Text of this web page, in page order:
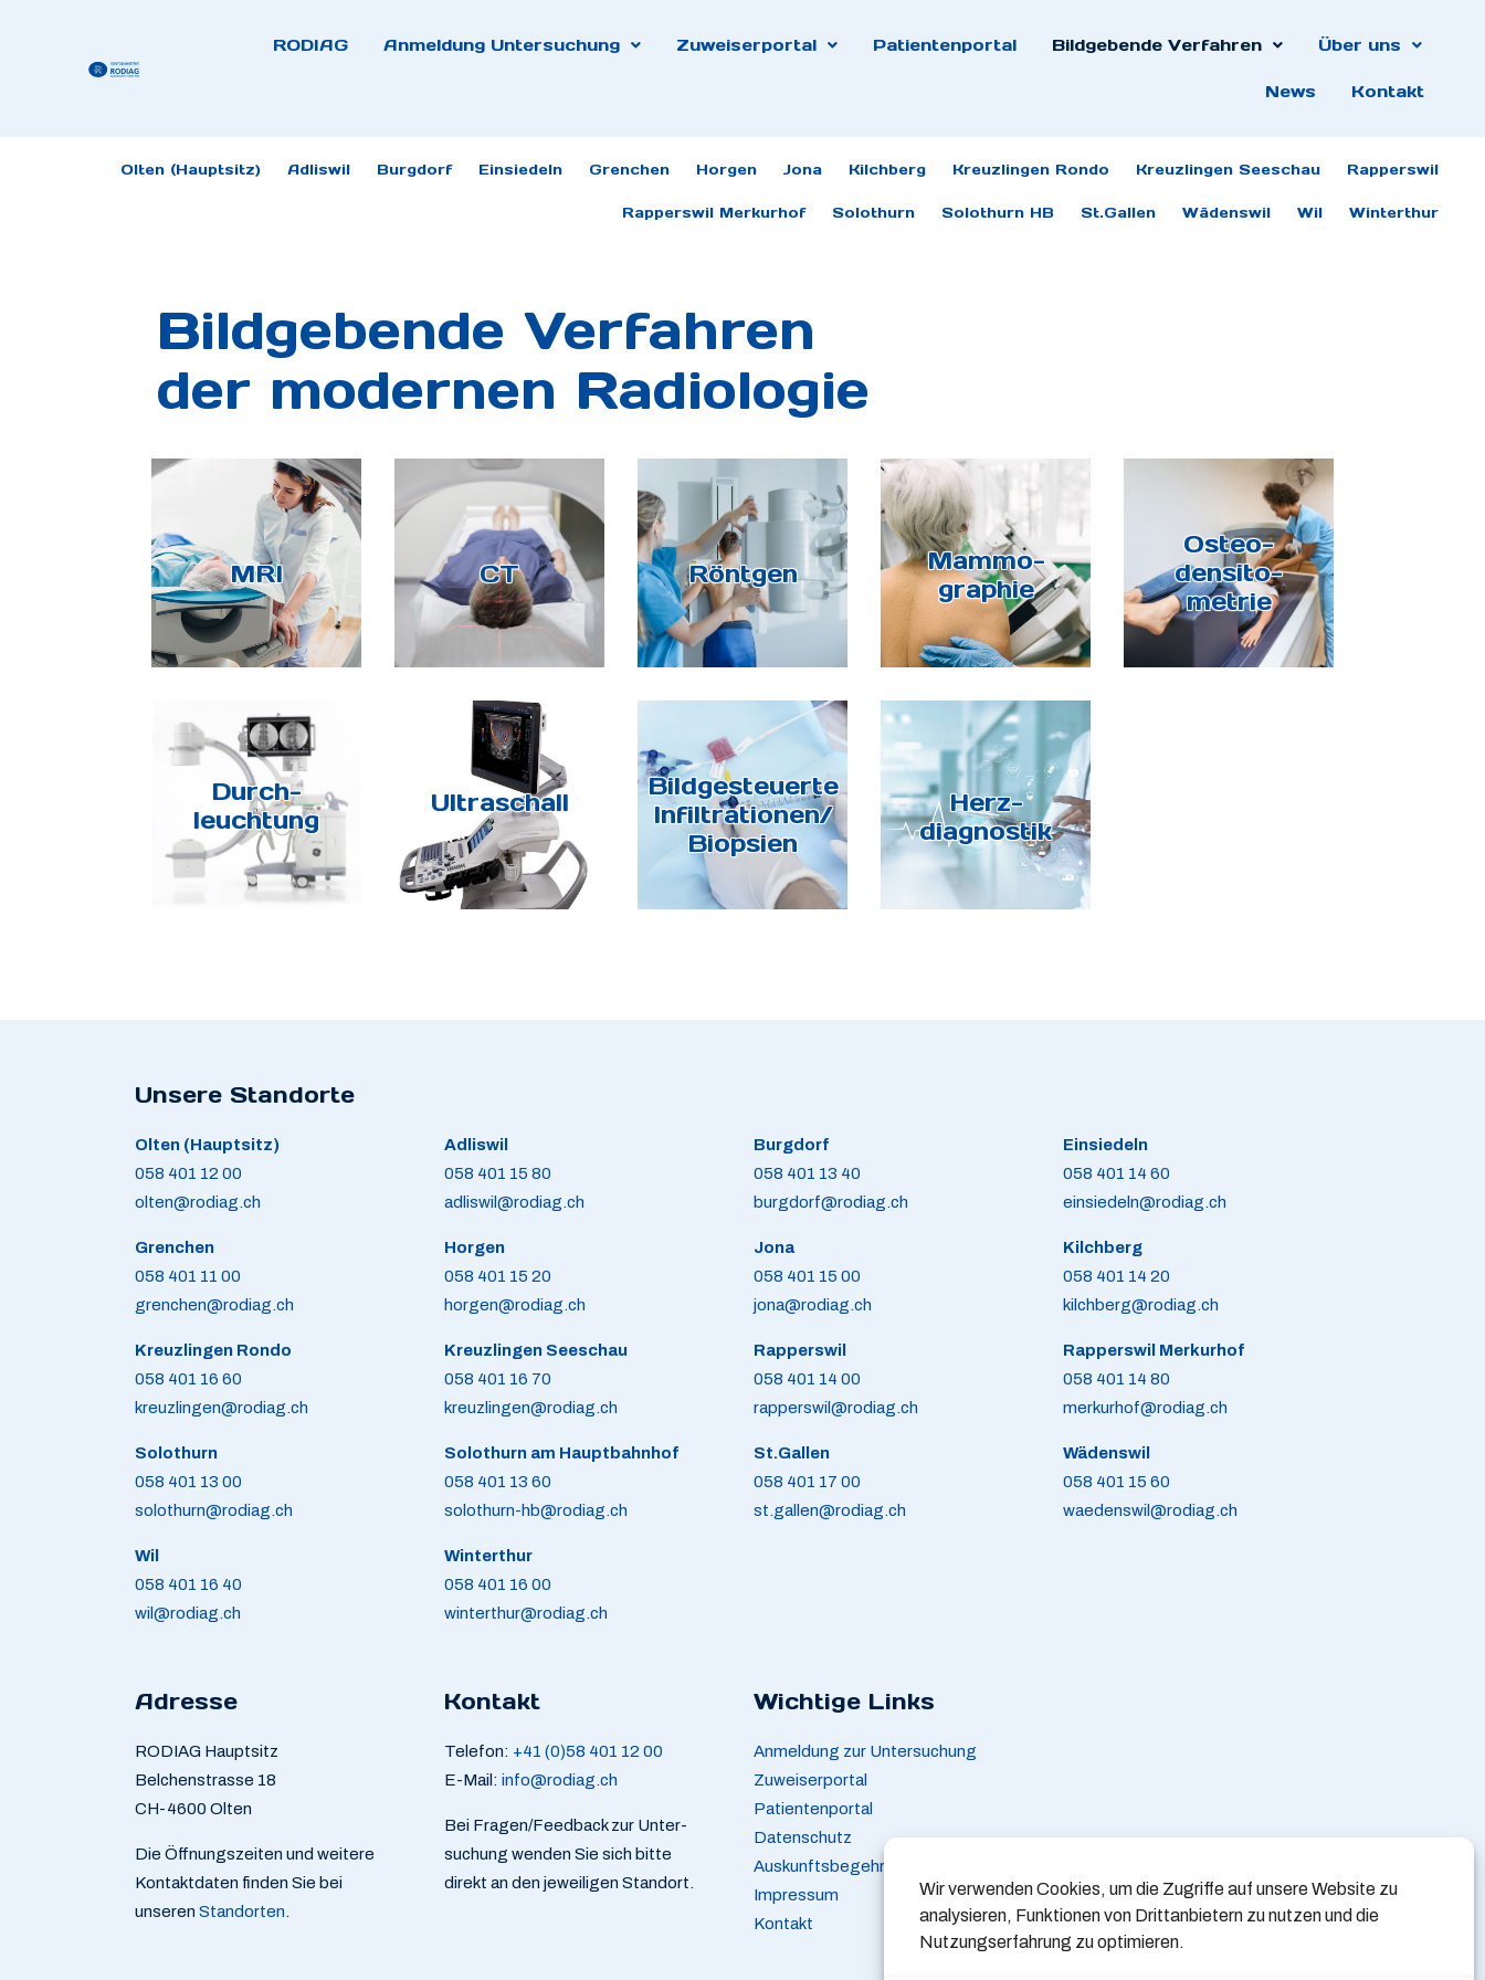
Wir verwenden Cookies, um die Zugriffe auf unsere Website zu
analysieren, Funktionen von Drittanbietern zu nutzen und die
Nutzungserfahrung zu optimieren.
RODIAG Anmeldung Untersuchung Zuweiserportal Patientenportal Bildgebende Verfahren Über uns
News Kontakt
Olten (Hauptsitz) Adliswil Burgdorf Einsiedeln Grenchen Horgen Jona Kilchberg Kreuzlingen Rondo Kreuzlingen Seeschau Rapperswil
Rapperswil Merkurhof Solothurn Solothurn HB St.Gallen Wädenswil Wil Winterthur
Bildgebende Verfahren
der modernen Radiologie
MRI
Durch-
leuchtung
CT
Ultraschall
Röntgen
Bildgesteuerte
Infiltrationen/
Biopsien
Mammo-
graphie
Herz-
diagnostik
Osteo-
densito-
metrie
Unsere Standorte
Olten (Hauptsitz)
058 401 12 00
olten@rodiag.ch
Grenchen
058 401 11 00
grenchen@rodiag.ch
Kreuzlingen Rondo
058 401 16 60
kreuzlingen@rodiag.ch
Solothurn
058 401 13 00
solothurn@rodiag.ch
Wil
058 401 16 40
wil@rodiag.ch
Adliswil
058 401 15 80
adliswil@rodiag.ch
Horgen
058 401 15 20
horgen@rodiag.ch
Kreuzlingen Seeschau
058 401 16 70
kreuzlingen@rodiag.ch
Solothurn am Hauptbahnhof
058 401 13 60
solothurn-hb@rodiag.ch
Winterthur
058 401 16 00
winterthur@rodiag.ch
Burgdorf
058 401 13 40
burgdorf@rodiag.ch
Jona
058 401 15 00
jona@rodiag.ch
Rapperswil
058 401 14 00
rapperswil@rodiag.ch
St.Gallen
058 401 17 00
st.gallen@rodiag.ch
Einsiedeln
058 401 14 60
einsiedeln@rodiag.ch
Kilchberg
058 401 14 20
kilchberg@rodiag.ch
Rapperswil Merkurhof
058 401 14 80
merkurhof@rodiag.ch
Wädenswil
058 401 15 60
waedenswil@rodiag.ch
Adresse
RODIAG Hauptsitz
Belchenstrasse 18
CH-4600 Olten
Die Öffnungszeiten und weitere
Kontaktdaten finden Sie bei
unseren Standorten.
Kontakt
Telefon: +41 (0)58 401 12 00
E-Mail: info@rodiag.ch
Bei Fragen/Feedback zur Unter-
suchung wenden Sie sich bitte
direkt an den jeweiligen Standort.
Wichtige Links
Anmeldung zur Untersuchung
Zuweiserportal
Patientenportal
Datenschutz
Auskunftsbegehren
Impressum
Kontakt